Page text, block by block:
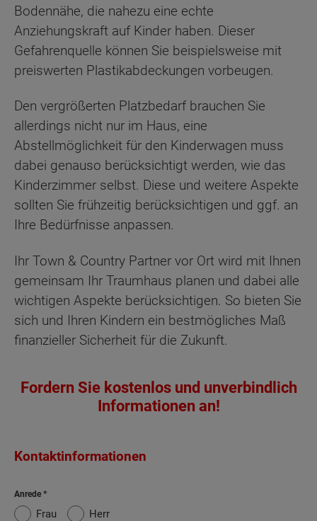
Bodennähe, die nahezu eine echte
Anziehungskraft auf Kinder haben. Dieser
Gefahrenquelle können Sie beispielsweise mit
preiswerten Plastikabdeckungen vorbeugen.
Den vergrößerten Platzbedarf brauchen Sie
allerdings nicht nur im Haus, eine
Abstellmöglichkeit für den Kinderwagen muss
dabei genauso berücksichtigt werden, wie das
Kinderzimmer selbst. Diese und weitere Aspekte
sollten Sie frühzeitig berücksichtigen und ggf. an
Ihre Bedürfnisse anpassen.
Ihr Town & Country Partner vor Ort wird mit Ihnen
gemeinsam Ihr Traumhaus planen und dabei alle
wichtigen Aspekte berücksichtigen. So bieten Sie
sich und Ihren Kindern ein bestmögliches Maß
finanzieller Sicherheit für die Zukunft.
Fordern Sie kostenlos und unverbindlich
Informationen an!
Kontaktinformationen
Anrede
Frau Herr